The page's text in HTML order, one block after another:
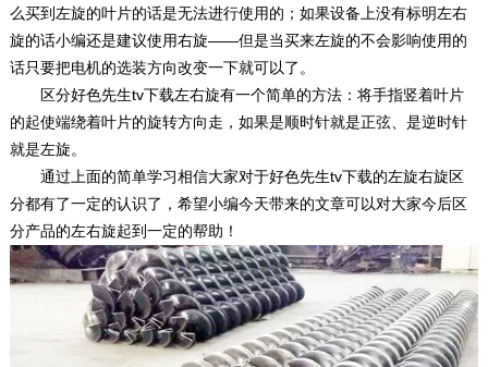
么买到左旋的叶片的话是无法进行使用的；如果设备上没有标明左右
旋的话小编还是建议使用右旋——但是当买来左旋的不会影响使用的
话只要把电机的选装方向改变一下就可以了。
区分好色先生tv下载左右旋有一个简单的方法：将手指竖着叶片
的起使端绕着叶片的旋转方向走，如果是顺时针就是正弦、是逆时针
就是左旋。
通过上面的简单学习相信大家对于好色先生tv下载的左旋右旋区
分都有了一定的认识了，希望小编今天带来的文章可以对大家今后区
分产品的左右旋起到一定的帮助！